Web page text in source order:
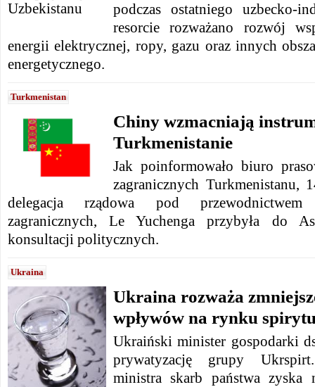
podczas ostatniego uzbecko-
resorcie rozważano rozwój
energii elektrycznej, ropy, gazu oraz innych
energetycznego.
Turkmenistan
Chiny wzmacniają
Turkmenistanie
Jak poinformowało biuro
zagranicznych Turkmenistanu,
delegacja rządowa pod
zagranicznych, Le Yuchenga przybyła do
konsultacji politycznych.
Ukraina
Ukraina rozważa
wpływów na rynku
Ukraiński minister gospodarki
prywatyzację grupy
ministra skarb państwa